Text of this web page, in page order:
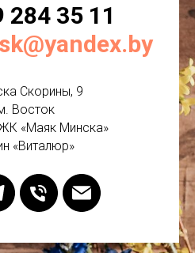
284 35 11
Скорины, 9
Восток
«Маяк Минска»
«Виталюр»